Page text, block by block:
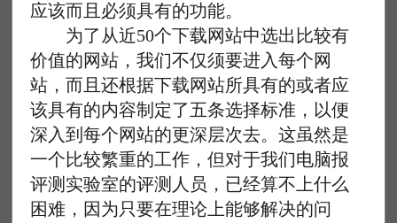
应该而且必须具有的功能。
为了从近50个下载网站中选出比较有
价值的网站，我们不仅须要进入每个网
站，而且还根据下载网站所具有的或者应
该具有的内容制定了五条选择标准，以便
深入到每个网站的更深层次去。这虽然是
一个比较繁重的工作，但对于我们电脑报
评测实验室的评测人员，已经算不上什么
困难，因为只要在理论上能够解决的问